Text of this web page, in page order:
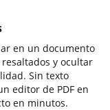
en un documento
y ocultar
Sin texto
editor de PDF en
en minutos.